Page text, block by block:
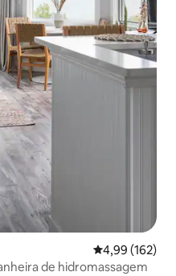
4,99 de uma
4,99 (162)
de hidromassagem